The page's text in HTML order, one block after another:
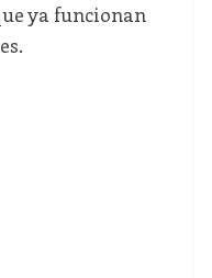
ya funcionan